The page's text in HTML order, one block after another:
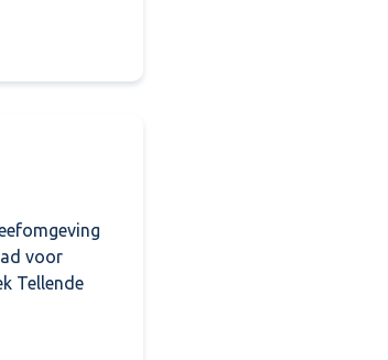
Rivierenland
voor
Tellende